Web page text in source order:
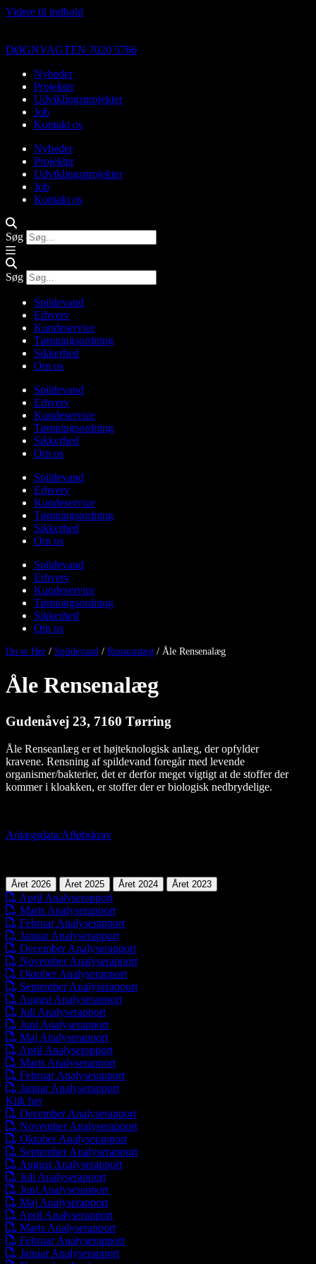
Videre til indhold
DØGNVAGTEN 7020 5766
Nyheder
Projekter
Udviklingsprojekter
Job
Kontakt os
Nyheder
Projekter
Udviklingsprojekter
Job
Kontakt os
Søg
Søg
Spildevand
Erhverv
Kundeservice
Tømningsordning
Sikkerhed
Om os
Spildevand
Erhverv
Kundeservice
Tømningsordning
Sikkerhed
Om os
Spildevand
Erhverv
Kundeservice
Tømningsordning
Sikkerhed
Om os
Spildevand
Erhverv
Kundeservice
Tømningsordning
Sikkerhed
Om os
Du er Her / Spildevand / Renseanlæg / Åle Rensenalæg
Åle Rensenalæg
Gudenåvej 23, 7160 Tørring
Åle Renseanlæg er et højteknologisk anlæg, der opfylder
kravene. Rensning af spildevand foregår med levende
organismer/bakterier, det er derfor meget vigtigt at de stoffer der
kommer i kloakken, er stoffer der er biologisk nedbrydelige.
Anlægsdata/Afløbskrav
Året 2026 Året 2025 Året 2024 Året 2023
April Analyserapport
Marts Analyserapport
Februar Analyserapport
Januar Analyserapport
December Analyserapport
November Analyserapport
Oktober Analyserapport
September Analyserapport
August Analyserapport
Juli Analyserapport
Juni Analyserapport
Maj Analyserapport
April Analyserapport
Marts Analyserapport
Februar Analyserapport
Januar Analyserapport
Klik her
December Analyserapport
November Analyserapport
Oktober Analyserapport
September Analyserapport
August Analyserapport
Juli Analyserapport
Juni Analyserapport
Maj Analyserapport
April Analyserapport
Marts Analyserapport
Februar Analyserapport
Januar Analyserapport